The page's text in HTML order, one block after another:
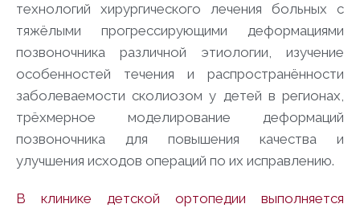
технологий хирургического лечения больных с
тяжёлыми прогрессирующими деформациями
позвоночника различной этиологии, изучение
особенностей течения и распространённости
заболеваемости сколиозом у детей в регионах,
трёхмерное моделирование деформаций
позвоночника для повышения качества и
улучшения исходов операций по их исправлению.
В клинике детской ортопедии выполняется